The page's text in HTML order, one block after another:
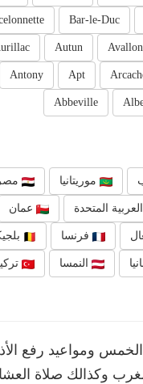
Bar-le-Duc
Avallon
Autun
Apt
Antony
Abbeville
موريتانيا مصر
المتحدة عمان
فرنسا
النمسا
وكذالك صلاة